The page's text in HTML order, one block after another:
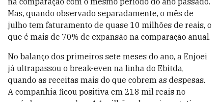
Mas, quando observado separadamente, o mês de
julho tem faturamento de quase 10 milhões de reais, o
que é mais de 70% de expansão na comparação anual.
No balanço dos primeiros sete meses do ano, a Enjoei
já ultrapassou o break-even na linha do Ebitda,
quando as receitas mais do que cobrem as despesas.
A companhia ficou positiva em 218 mil reais no